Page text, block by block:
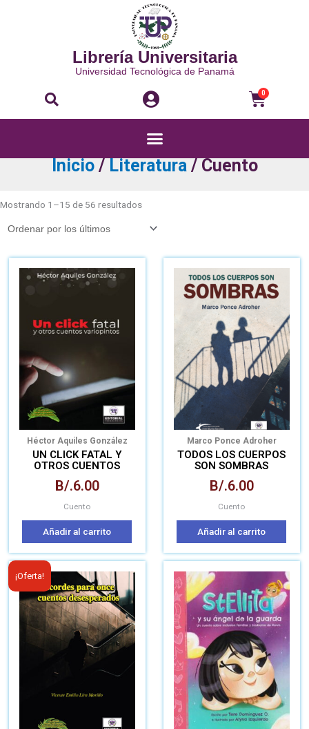
Librería Universitaria
Universidad Tecnológica de Panamá
Buscar 0
Menú
Inicio/ Literatura/ Cuento
Mostrando 1–15 de 56 resultadospor
Héctor Aquiles González
UN CLICK FATAL Y
OTROS CUENTOS
B/.6.00
Cuento
Añadir al carrito
Marco Ponce Adroher
TODOS LOS CUERPOS
SON SOMBRAS
B/.6.00
Cuento
Añadir al carrito
¡Oferta!
El
precio
original
era:
B/.8.00.
El
precio
actual
es:
B/.6.00.